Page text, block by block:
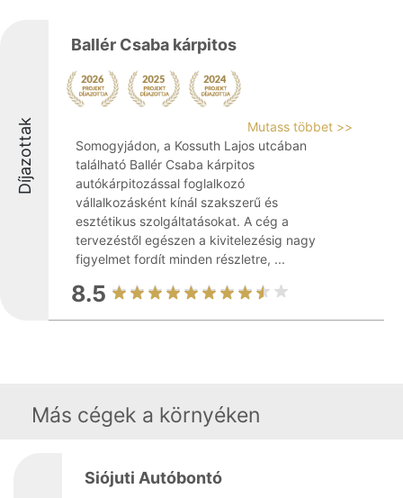
Díjazottak
Ballér Csaba kárpitos
Mutass többet >>
Somogyjádon, a Kossuth Lajos utcában
található Ballér Csaba kárpitos
autókárpitozással foglalkozó
vállalkozásként kínál szakszerű és
esztétikus szolgáltatásokat. A cég a
tervezéstől egészen a kivitelezésig nagy
figyelmet fordít minden részletre, ...
8.5
Más cégek a környéken
Siójuti Autóbontó